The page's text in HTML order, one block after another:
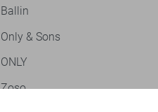
Ballin
Only & Sons
ONLY
Zoso